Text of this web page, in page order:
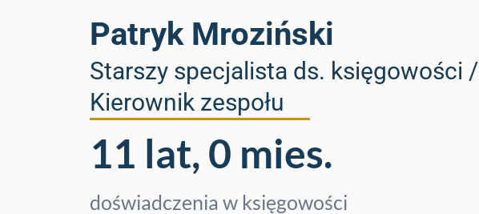
Patryk Mroziński
Starszy specjalista ds. księgowości /
Kierownik zespołu
11 lat, 0 mies.
doświadczenia w księgowości